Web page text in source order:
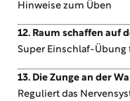
Hinweise zum Üben
12. Raum schaffen auf
Super Einschlaf-Übung
13. Die Zunge an der
Reguliert das